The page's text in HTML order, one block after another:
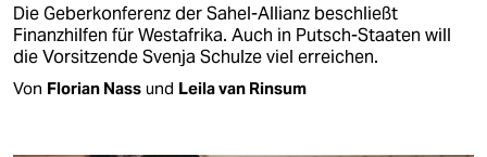
Die Geberkonferenz der Sahel-Allianz beschließt
Finanzhilfen für Westafrika. Auch in Putsch-Staaten will
die Vorsitzende Svenja Schulze viel erreichen.
Von Florian Nass und Leila van Rinsum